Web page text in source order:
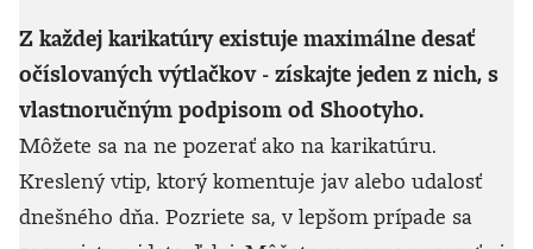
Z každej karikatúry existuje maximálne desať
očíslovaných výtlačkov - získajte jeden z nich, s
vlastnoručným podpisom od Shootyho.
Môžete sa na ne pozerať ako na karikatúru.
Kreslený vtip, ktorý komentuje jav alebo udalosť
dnešného dňa. Pozriete sa, v lepšom prípade sa